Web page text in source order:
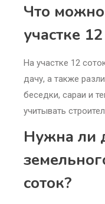
Что можно
участке
На участке 12
дачу, а также
беседки, сараи и
учитывать
Нужна ли
соток?